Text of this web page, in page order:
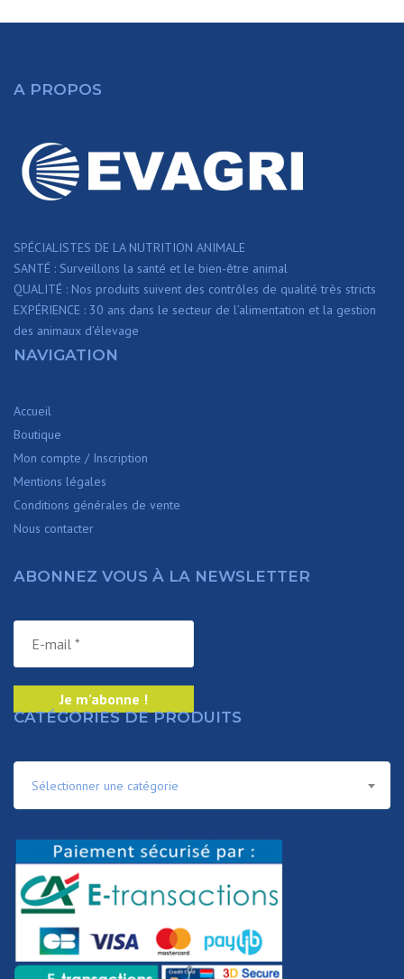
A PROPOS
SPÉCIALISTES DE LA NUTRITION ANIMALE
SANTÉ : Surveillons la santé et le bien-être animal
QUALITÉ : Nos produits suivent des contrôles de qualité très stricts
EXPÉRIENCE : 30 ans dans le secteur de l’alimentation et la gestion
des animaux d’élevage
NAVIGATION
Accueil
Boutique
Mon compte / Inscription
Mentions légales
Conditions générales de vente
Nous contacter
ABONNEZ VOUS À LA NEWSLETTER
CATÉGORIES DE PRODUITS
Sélectionner une catégorie